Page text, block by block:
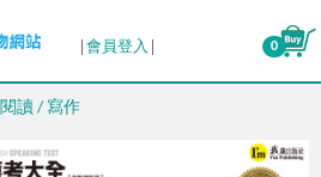
排序
出版日期 (新→舊)
會員登入 0
閱讀 / 寫作